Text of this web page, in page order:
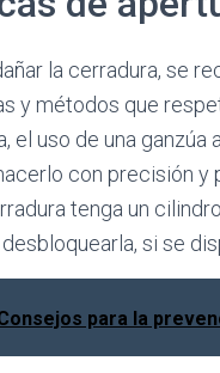
la cerradura, se
y métodos que
el uso de una
con precisión
tenga un
si se
para la